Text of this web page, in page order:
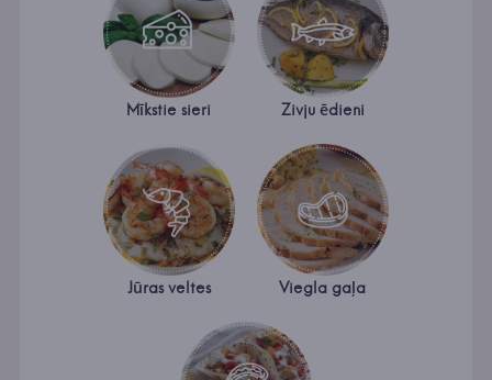
Mīkstie sieri Zivju ēdieni
Jūras veltes Viegla gaļa